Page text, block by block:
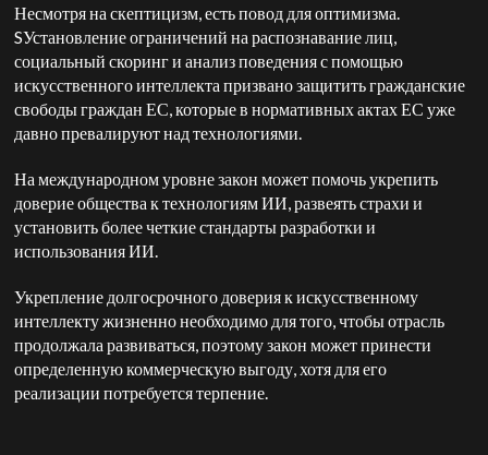
Несмотря на скептицизм, есть повод для оптимизма.
SУстановление ограничений на распознавание лиц,
социальный скоринг и анализ поведения с помощью
искусственного интеллекта призвано защитить гражданские
свободы граждан ЕС, которые в нормативных актах ЕС уже
давно превалируют над технологиями.
На международном уровне закон может помочь укрепить
доверие общества к технологиям ИИ, развеять страхи и
установить более четкие стандарты разработки и
использования ИИ.
Укрепление долгосрочного доверия к искусственному
интеллекту жизненно необходимо для того, чтобы отрасль
продолжала развиваться, поэтому закон может принести
определенную коммерческую выгоду, хотя для его
реализации потребуется терпение.